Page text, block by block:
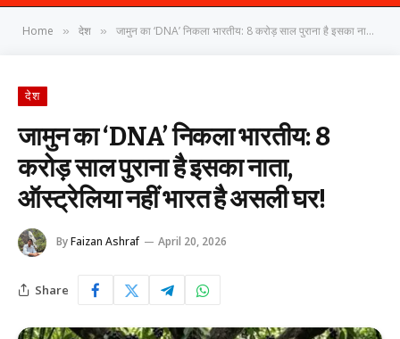
Home » देश » जामुन का ‘DNA’ निकला भारतीय: 8 करोड़ साल पुराना है इसका नाता, ऑस्ट्रेलिया नहीं भारत है असली घर!
देश
जामुन का ‘DNA’ निकला भारतीय: 8
करोड़ साल पुराना है इसका नाता,
ऑस्ट्रेलिया नहीं भारत है असली घर!
ByFaizan Ashraf April 20, 2026
Share